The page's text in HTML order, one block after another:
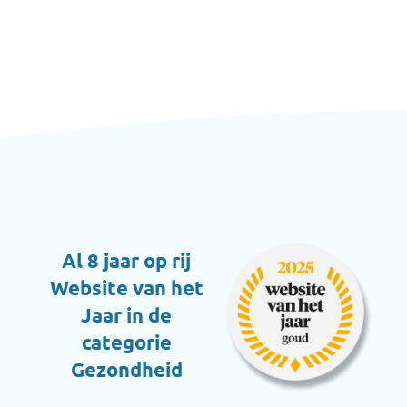
Al 8 jaar op rij
Website van het
Jaar in de
categorie
Gezondheid